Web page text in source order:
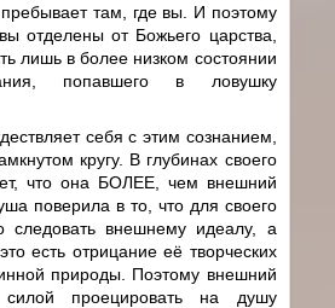
там, где вы. И поэтому
отделены от Божьего царства,
лишь в более низком состоянии
попавшего в ловушку
себя с этим сознанием,
кругу. В глубинах своего
что она БОЛЕЕ, чем внешний
поверила в то, что для своего
следовать внешнему идеалу, а
есть отрицание её творческих
природы. Поэтому внешний
силой проецировать на душу